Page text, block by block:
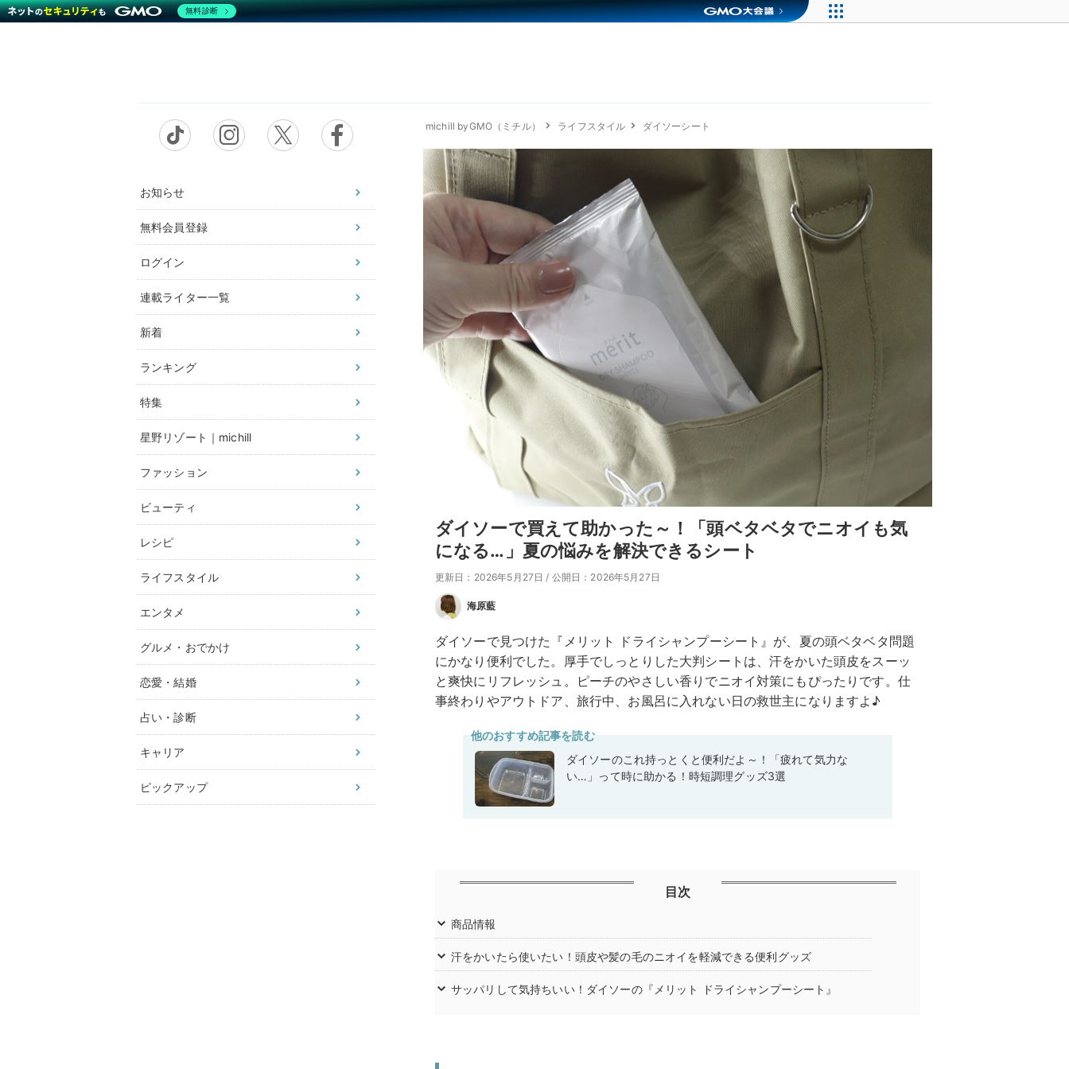
お知らせ
無料会員登録
ログイン
連載ライター一覧
新着
ランキング
特集
星野リゾート｜michill
ファッション
ビューティ
レシピ
ライフスタイル
エンタメ
グルメ・おでかけ
恋愛・結婚
占い・診断
キャリア
ピックアップ
michill byGMO（ミチル） ライフスタイル ダイソーシート
ダイソーで買えて助かった～！「頭ベタベタでニオイも気
になる…」夏の悩みを解決できるシート
更新日：2026年5月27日 / 公開日：2026年5月27日
海原藍
ダイソーで見つけた『メリット ドライシャンプーシート』が、夏の頭ベタベタ問題
にかなり便利でした。厚手でしっとりした大判シートは、汗をかいた頭皮をスーッ
と爽快にリフレッシュ。ピーチのやさしい香りでニオイ対策にもぴったりです。仕
事終わりやアウトドア、旅行中、お風呂に入れない日の救世主になりますよ♪
他のおすすめ記事を読む
ダイソーのこれ持っとくと便利だよ～！「疲れて気力な
い…」って時に助かる！時短調理グッズ3選
目次
商品情報
汗をかいたら使いたい！頭皮や髪の毛のニオイを軽減できる便利グッズ
サッパリして気持ちいい！ダイソーの『メリット ドライシャンプーシート』
無料診断